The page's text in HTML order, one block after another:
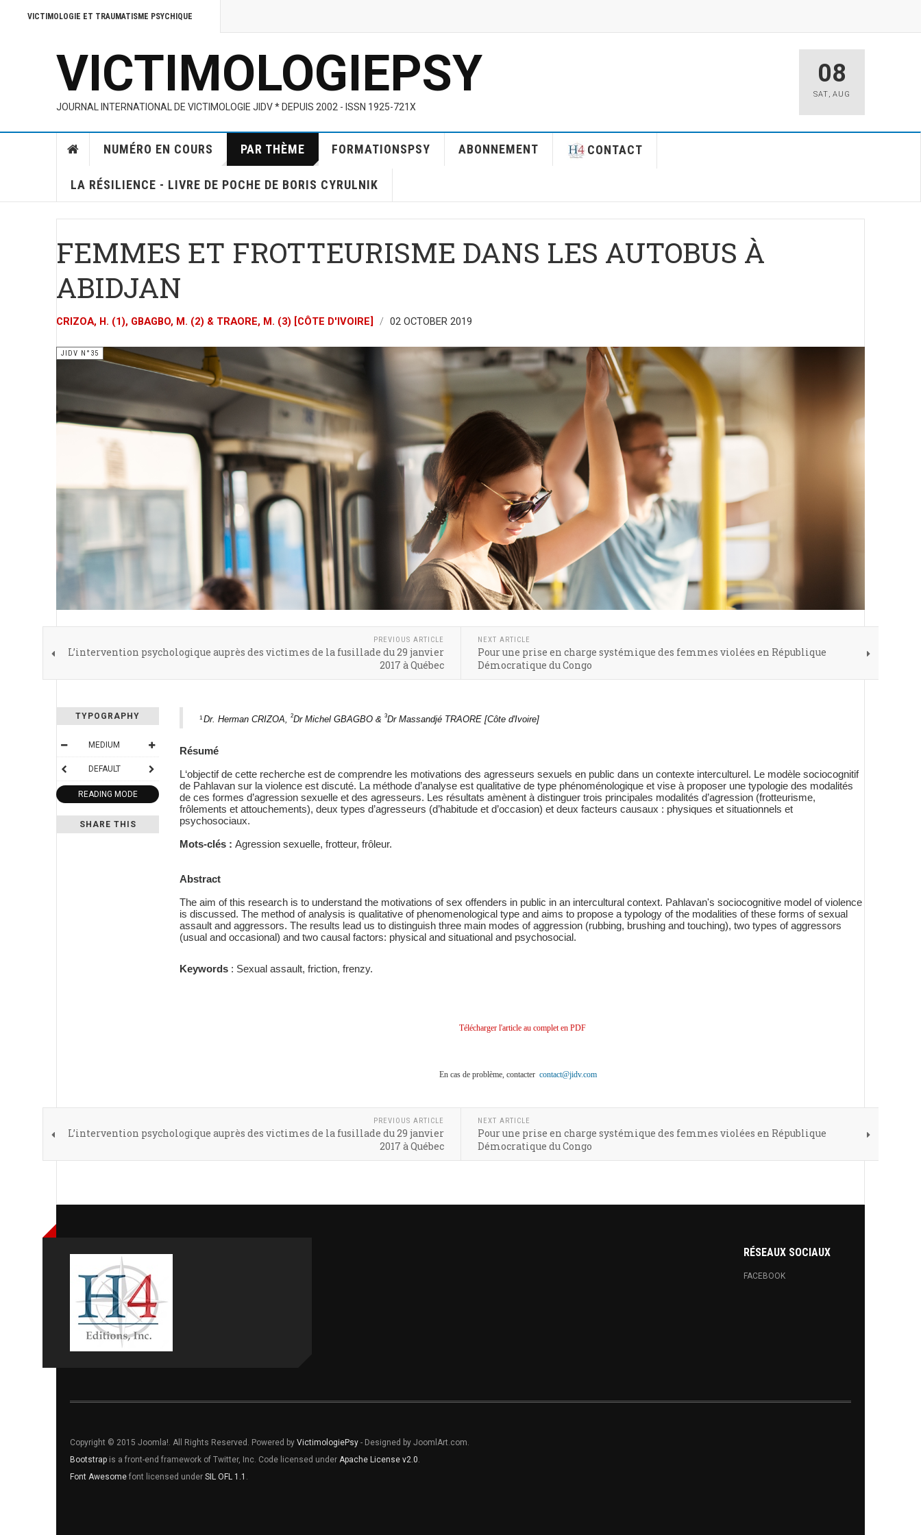
VICTIMOLOGIE ET TRAUMATISME PSYCHIQUE
VICTIMOLOGIEPSY
JOURNAL INTERNATIONAL DE VICTIMOLOGIE JIDV * DEPUIS 2002 - ISSN 1925-721X
08
SAT, AUG
NUMÉRO EN COURS PAR THÈME FORMATIONSPSY ABONNEMENT CONTACT
LA RÉSILIENCE - LIVRE DE POCHE DE BORIS CYRULNIK
FEMMES ET FROTTEURISME DANS LES AUTOBUS À
ABIDJAN
CRIZOA, H. (1), GBAGBO, M. (2) & TRAORE, M. (3) [CÔTE D'IVOIRE] 02 OCTOBER 2019
JIDV N°35
PREVIOUS ARTICLE
L’intervention psychologique auprès des victimes de la fusillade du 29 janvier
2017 à Québec
NEXT ARTICLE
Pour une prise en charge systémique des femmes violées en République
Démocratique du Congo
TYPOGRAPHY
MEDIUM
DEFAULT
READING MODE
SHARE THIS
1 Dr. Herman CRIZOA, 2Dr Michel GBAGBO & 3Dr Massandjé TRAORE [Côte d'Ivoire]
Résumé
L‘objectif de cette recherche est de comprendre les motivations des agresseurs sexuels en public dans un contexte interculturel. Le modèle sociocognitif
de Pahlavan sur la violence est discuté. La méthode d’analyse est qualitative de type phénoménologique et vise à proposer une typologie des modalités
de ces formes d’agression sexuelle et des agresseurs. Les résultats amènent à distinguer trois principales modalités d’agression (frotteurisme,
frôlements et attouchements), deux types d’agresseurs (d’habitude et d’occasion) et deux facteurs causaux : physiques et situationnels et
psychosociaux.
Mots-clés : Agression sexuelle, frotteur, frôleur.
Abstract
The aim of this research is to understand the motivations of sex offenders in public in an intercultural context. Pahlavan's sociocognitive model of violence
is discussed. The method of analysis is qualitative of phenomenological type and aims to propose a typology of the modalities of these forms of sexual
assault and aggressors. The results lead us to distinguish three main modes of aggression (rubbing, brushing and touching), two types of aggressors
(usual and occasional) and two causal factors: physical and situational and psychosocial.
Keywords : Sexual assault, friction, frenzy.
Télécharger l'article au complet en PDF
En cas de problème, contacter contact@jidv.com
PREVIOUS ARTICLE
L’intervention psychologique auprès des victimes de la fusillade du 29 janvier
2017 à Québec
NEXT ARTICLE
Pour une prise en charge systémique des femmes violées en République
Démocratique du Congo
RÉSEAUX SOCIAUX
FACEBOOK
Copyright © 2015 Joomla!. All Rights Reserved. Powered by VictimologiePsy - Designed by JoomlArt.com.
Bootstrap is a front-end framework of Twitter, Inc. Code licensed under Apache License v2.0.
Font Awesome font licensed under SIL OFL 1.1 .